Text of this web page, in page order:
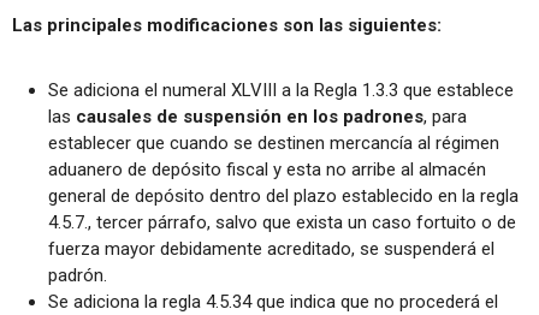
Las principales modificaciones son las siguientes:
Se adiciona el numeral XLVIII a la Regla 1.3.3 que establece
las causales de suspensión en los padrones, para
establecer que cuando se destinen mercancía al régimen
aduanero de depósito fiscal y esta no arribe al almacén
general de depósito dentro del plazo establecido en la regla
4.5.7., tercer párrafo, salvo que exista un caso fortuito o de
fuerza mayor debidamente acreditado, se suspenderá el
padrón.
Se adiciona la regla 4.5.34 que indica que no procederá el